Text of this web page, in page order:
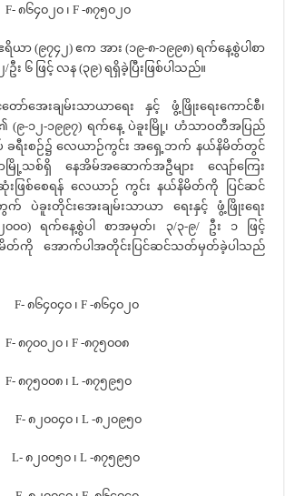
၊ F -၈၇၅၀၂၀
၇၄၂) ဧက အား (၁၉-၈-၁၉၉၈) ရက်နေ့စွဲပါစာ
ဖြင့် လန (၃၉) ရရှိခဲ့ပြီးဖြစ်ပါသည်။
ချမ်းသာယာရေး နှင့် ဖွံ့ဖြိုးရေးကောင်စီ၊
(၉-၁၂-၁၉၉၇) ရက်နေ့ ပဲခူးမြို့၊ ဟံသာဝတီအပြည်
ခရီးစဉ်၌ လေယာဉ်ကွင်း အရှေ့ဘက် နယ်နိမိတ်တွင်
သစ်ရှိ နေအိမ်အဆောက်အဦများ လျော်ကြေး
ဆုံးဖြစ်စေရန် လေယာဉ် ကွင်း နယ်နိမိတ်ကို ပြင်ဆင်
ပဲခူးတိုင်းအေးချမ်းသာယာ ရေးနှင့် ဖွံ့ဖြိုးရေး
၀၀၀) ရက်နေ့စွဲပါ စာအမှတ်၊ ၃/၃-၉/ ဦး ၁ ဖြင့်
တ်ကို အောက်ပါအတိုင်းပြင်ဆင်သတ်မှတ်ခဲ့ပါသည်
၀၄၀ ၊ F -၈၆၄၀၂၀
၊ F -၈၇၅၀၀၈
၈ ၊ L -၈၇၅၉၅၀
၀၀၄၀ ၊ L -၈၂၀၉၅၀
၀၅၀ ၊ L -၈၇၅၉၅၀